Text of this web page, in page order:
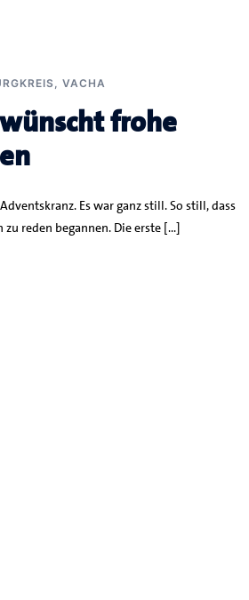
VACHA
wünscht frohe
Es war ganz still. So still, dass
zu reden begannen. Die erste […]